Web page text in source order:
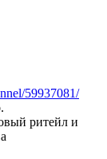
59937081/
ритейл и